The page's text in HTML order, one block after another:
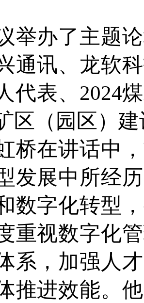
办了主题论
通讯、龙软
代表、2024
区（园区）
在讲话中，
发展中所经
数字化转型
重视数字化
系，加强人
推进效能。